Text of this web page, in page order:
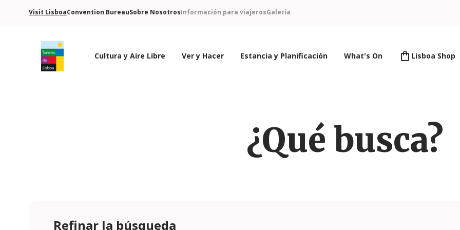
Visit LisboaConvention BureauSobre NosotrosInformación para viajerosGalería
Cultura y Aire Libre Ver y Hacer Estancia y Planificación What's On Lisboa Shop
¿Qué busca?
Refinar la búsqueda